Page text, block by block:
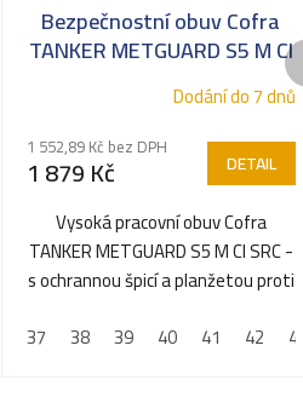
Bezpečnostní obuv Cofra
TANKER METGUARD S5 M CI
SRCDodání do 7 dnů
1 552,89 Kč bez DPH
1 879 Kč DETAIL
Vysoká pracovní obuv Cofra
TANKER METGUARD S5 M CI SRC -
s ochrannou špicí a planžetou proti
37 38 39 40 41 42 43